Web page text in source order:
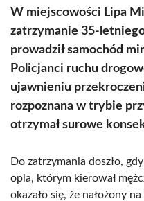
W miejscowości Lipa
zatrzymanie 35-
prowadził samochód
Policjanci ruchu
ujawnieniu
rozpoznana w trybie
otrzymał surowe
Do zatrzymania doszło,
opla, którym kierował
okazało się, że nałożony